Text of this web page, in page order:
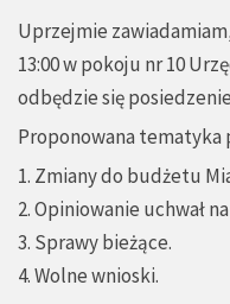
Uprzejmie
13:00 w pokoju nr 10
odbędzie się
Proponowana tematyka
1. Zmiany do budżetu
2. Opiniowanie uchwał
3. Sprawy bieżące.
4. Wolne wnioski.